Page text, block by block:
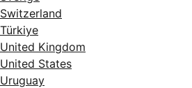
Switzerland
Türkiye
United Kingdom
United States
Uruguay